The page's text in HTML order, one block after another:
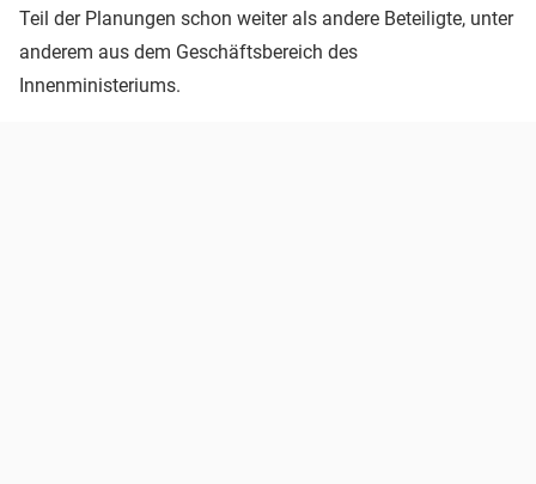
Teil der Planungen schon weiter als andere Beteiligte, unter
anderem aus dem Geschäftsbereich des
Innenministeriums.